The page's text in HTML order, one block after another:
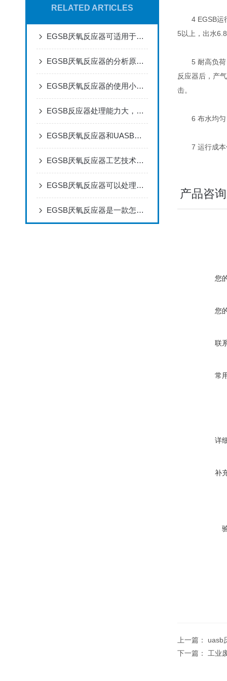
RELATED ARTICLES
EGSB厌氧反应器可适用于工业和生活污水的处理
EGSB厌氧反应器的分析原理技术你有必要知道
EGSB厌氧反应器的使用小常识
EGSB反应器处理能力大，处理效率好，运行稳定，构造简单
EGSB厌氧反应器和UASB厌氧反应器相比有什么优势呢
EGSB厌氧反应器工艺技术简介
EGSB厌氧反应器可以处理高浓度的有机废水
EGSB厌氧反应器是一款怎样的设备呢？下面为大家讲解
4 EGSB运行
5以上，出水
5 耐高负荷
反应器后，产
击。
6 布水均匀
7 运行成本低
产品咨询
您
您
联
常
详
补
上一篇： uasb
下一篇： 工业